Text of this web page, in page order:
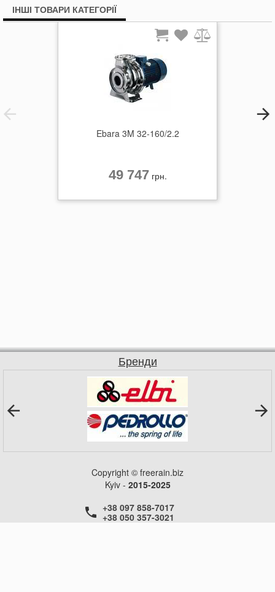
ІНШІ ТОВАРИ КАТЕГОРІЇ
Ebara 3M 32-160/2.2
49 747 грн.
Бренди
Copyright © freerain.biz
Kyiv - 2015-2025
+38 097 858-7017
+38 050 357-3021